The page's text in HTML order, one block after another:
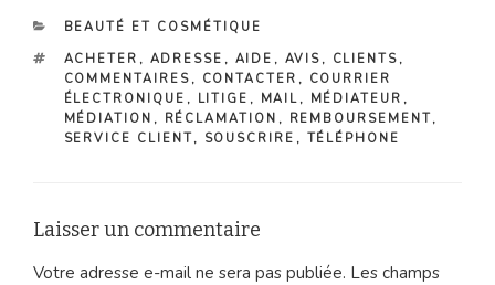
CATÉGORIES
BEAUTÉ ET COSMÉTIQUE
ÉTIQUETTES
ACHETER , ADRESSE , AIDE , AVIS , CLIENTS ,
COMMENTAIRES , CONTACTER , COURRIER
ÉLECTRONIQUE , LITIGE , MAIL , MÉDIATEUR ,
MÉDIATION , RÉCLAMATION , REMBOURSEMENT,
SERVICE CLIENT, SOUSCRIRE , TÉLÉPHONE
Laisser un commentaire
Votre adresse e-mail ne sera pas publiée. Les champs